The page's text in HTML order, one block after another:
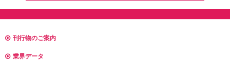
刊行物のご案内
業界データ